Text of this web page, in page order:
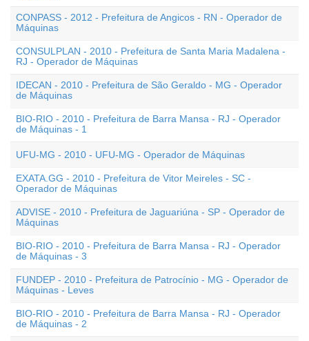
CONPASS - 2012 - Prefeitura de Angicos - RN - Operador de
Máquinas
CONSULPLAN - 2010 - Prefeitura de Santa Maria Madalena -
RJ - Operador de Máquinas
IDECAN - 2010 - Prefeitura de São Geraldo - MG - Operador
de Máquinas
BIO-RIO - 2010 - Prefeitura de Barra Mansa - RJ - Operador
de Máquinas - 1
UFU-MG - 2010 - UFU-MG - Operador de Máquinas
EXATA.GG - 2010 - Prefeitura de Vitor Meireles - SC -
Operador de Máquinas
ADVISE - 2010 - Prefeitura de Jaguariúna - SP - Operador de
Máquinas
BIO-RIO - 2010 - Prefeitura de Barra Mansa - RJ - Operador
de Máquinas - 3
FUNDEP - 2010 - Prefeitura de Patrocínio - MG - Operador de
Máquinas - Leves
BIO-RIO - 2010 - Prefeitura de Barra Mansa - RJ - Operador
de Máquinas - 2